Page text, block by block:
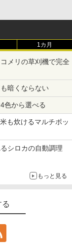
1カ月
メリの草刈機で完全
暗くならない
色から選べる
も炊けるマルチポッ
シロカの自動調理
もっと見る